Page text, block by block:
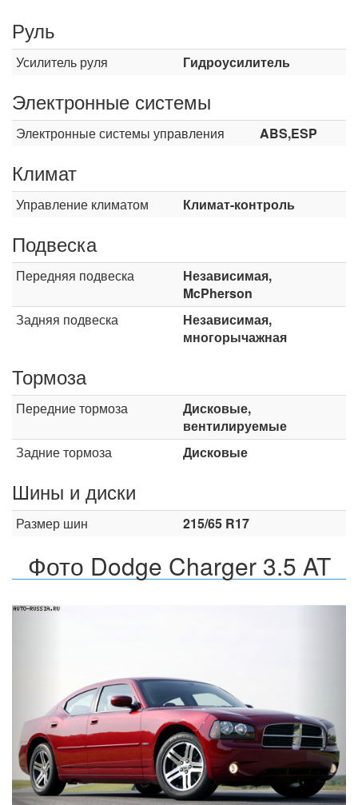
Руль
Усилитель руля Гидроусилитель
Электронные системы
Электронные системы управления ABS,ESP
Климат
Управление климатом Климат-контроль
Подвеска
Передняя подвеска
Независимая,
McPherson
Задняя подвеска
Независимая,
многорычажная
Тормоза
Передние тормоза
Дисковые,
вентилируемые
Задние тормоза
Дисковые
Шины и диски
Размер шин 215/65 R17
Фото Dodge Charger 3.5 AT
Назад